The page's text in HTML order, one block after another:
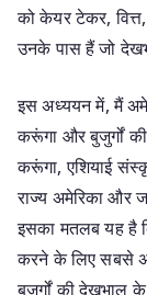
को केयर टेकर, वित्त,
उनके पास हैं जो
इस अध्ययन में, मैं
करूंगा और बुजुर्गों
करूंगा, एशियाई
राज्य अमेरिका और
इसका मतलब यह है
करने के लिए सबसे
बुजुर्गों की देखभाल के